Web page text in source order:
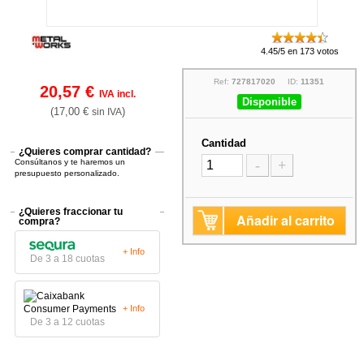
4.45/5 en 173 votos
20,57 € IVA incl.
(17,00 € sin IVA)
¿Quieres comprar cantidad?
Consúltanos y te haremos un
presupuesto personalizado.
¿Quieres fraccionar tu
compra?
De 3 a 18 cuotas
+ Info
De 3 a 12 cuotas
+ Info
Ref:727817020 ID:11351
Disponible
Cantidad
- +
Añadir al carrito